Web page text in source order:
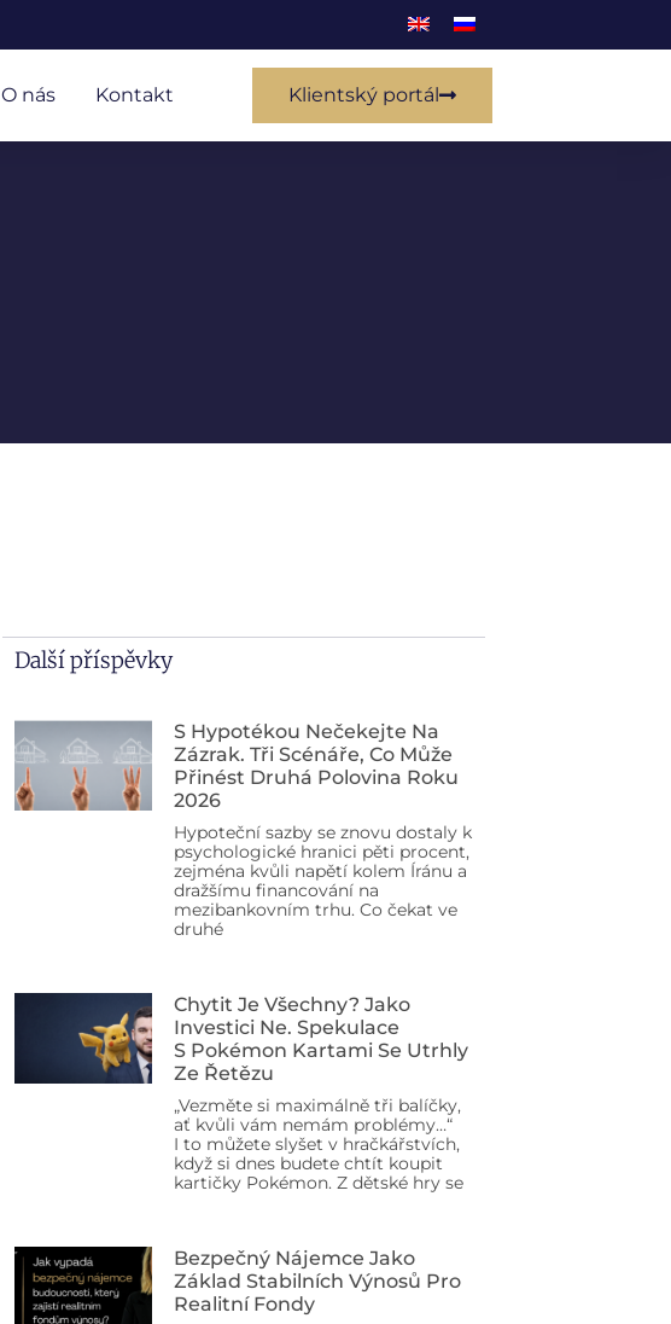
O nás Kontakt Klientský portál
Další příspěvky
S Hypotékou Nečekejte Na
Zázrak. Tři Scénáře, Co Může
Přinést Druhá Polovina Roku
2026
Hypoteční sazby se znovu dostaly k
psychologické hranici pěti procent,
zejména kvůli napětí kolem Íránu a
dražšímu financování na
mezibankovním trhu. Co čekat ve
druhé
Chytit Je Všechny? Jako
Investici Ne. Spekulace
S Pokémon Kartami Se Utrhly
Ze Řetězu
„Vezměte si maximálně tři balíčky,
ať kvůli vám nemám problémy…“
I to můžete slyšet v hračkářstvích,
když si dnes budete chtít koupit
kartičky Pokémon. Z dětské hry se
Bezpečný Nájemce Jako
Základ Stabilních Výnosů Pro
Realitní Fondy